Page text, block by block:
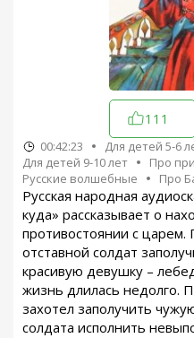
111
00:42:23 Для детей 5-6
Для детей 9-10 лет
Про
Русские волшебные
Про
Русская народная
куда» рассказывает о
противостоянии с царем.
отставной солдат
красивую девушку –
жизнь длилась недолго.
захотел заполучить
солдата исполнить